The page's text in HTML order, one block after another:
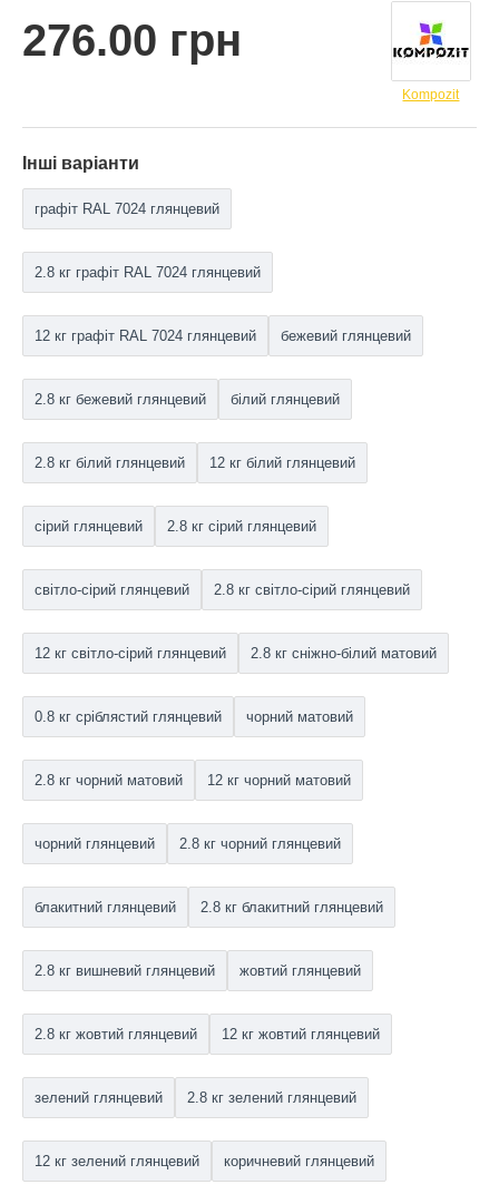
276.00 грн
Kompozit
Інші варіанти
графіт RAL 7024 глянцевий
2.8 кг графіт RAL 7024 глянцевий
12 кг графіт RAL 7024 глянцевий бежевий глянцевий
2.8 кг бежевий глянцевий білий глянцевий
2.8 кг білий глянцевий 12 кг білий глянцевий
сірий глянцевий 2.8 кг сірий глянцевий
світло-сірий глянцевий 2.8 кг світло-сірий глянцевий
12 кг світло-сірий глянцевий 2.8 кг сніжно-білий матовий
0.8 кг сріблястий глянцевий чорний матовий
2.8 кг чорний матовий 12 кг чорний матовий
чорний глянцевий 2.8 кг чорний глянцевий
блакитний глянцевий 2.8 кг блакитний глянцевий
2.8 кг вишневий глянцевий жовтий глянцевий
2.8 кг жовтий глянцевий 12 кг жовтий глянцевий
зелений глянцевий 2.8 кг зелений глянцевий
12 кг зелений глянцевий коричневий глянцевий